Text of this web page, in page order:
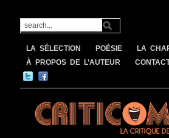
LA SÉLECTION POÉSIE LA
À PROPOS DE L’AUTEUR